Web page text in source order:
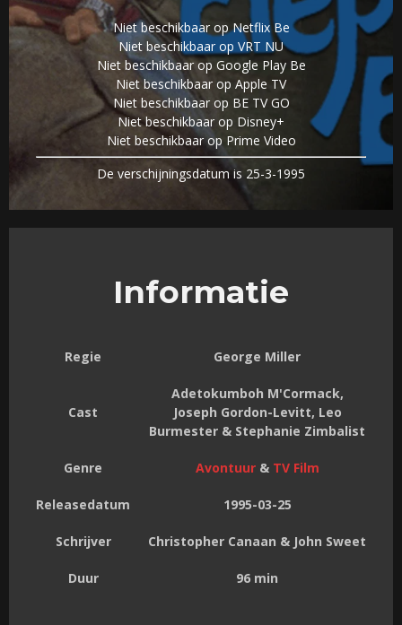
Niet beschikbaar op Netflix Be
Niet beschikbaar op VRT NU
Niet beschikbaar op Google Play Be
Niet beschikbaar op Apple TV
Niet beschikbaar op BE TV GO
Niet beschikbaar op Disney+
Niet beschikbaar op Prime Video
De verschijningsdatum is 25-3-1995
Informatie
Regie George Miller
Cast
Adetokumboh M'Cormack,
Joseph Gordon-Levitt, Leo
Burmester & Stephanie Zimbalist
Genre Avontuur& TV Film
Releasedatum 1995-03-25
Schrijver Christopher Canaan & John Sweet
Duur 96 min